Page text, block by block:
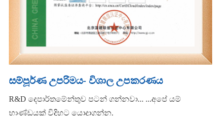
සම්පූර්ණ උපරිමය- විශාල උපකරණය
R&D දෙපාර්තමේන්තුව පටන් ගන්නවා... ...අපේ යම්
භාණ්ඩයක් විදිහට යොදාගන්න.